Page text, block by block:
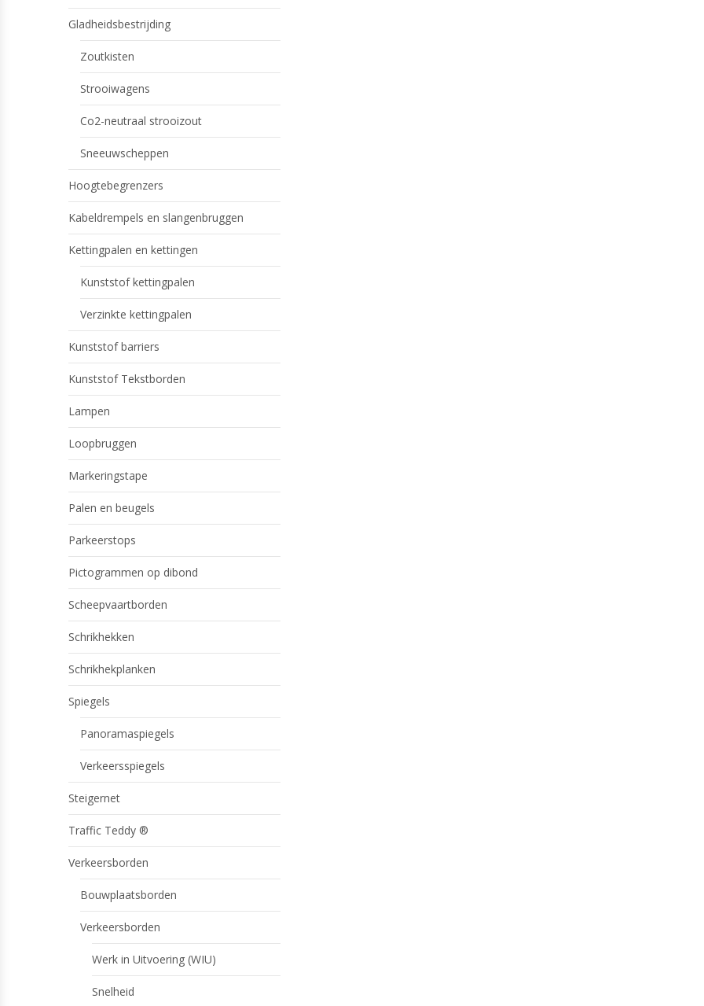
Gladheidsbestrijding
Zoutkisten
Strooiwagens
Co2-neutraal strooizout
Sneeuwscheppen
Hoogtebegrenzers
Kabeldrempels en slangenbruggen
Kettingpalen en kettingen
Kunststof kettingpalen
Verzinkte kettingpalen
Kunststof barriers
Kunststof Tekstborden
Lampen
Loopbruggen
Markeringstape
Palen en beugels
Parkeerstops
Pictogrammen op dibond
Scheepvaartborden
Schrikhekken
Schrikhekplanken
Spiegels
Panoramaspiegels
Verkeersspiegels
Steigernet
Traffic Teddy ®
Verkeersborden
Bouwplaatsborden
Verkeersborden
Werk in Uitvoering (WIU)
Snelheid